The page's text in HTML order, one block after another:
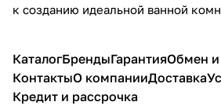
к созданию идеальной ванной
КаталогБрендыГарантияОбмен и
КонтактыО компанииДоставка
Кредит и рассрочка